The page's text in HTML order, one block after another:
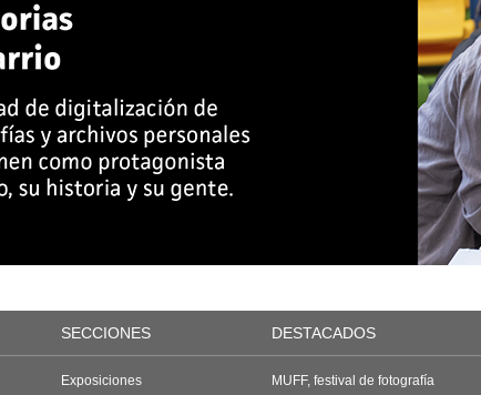
SECCIONES DESTACADOS
Exposiciones MUFF, festival de fotografía